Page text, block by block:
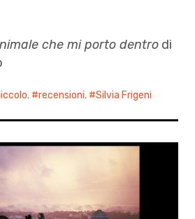
che mi porto dentro di
, recensioni, Silvia Frigeni